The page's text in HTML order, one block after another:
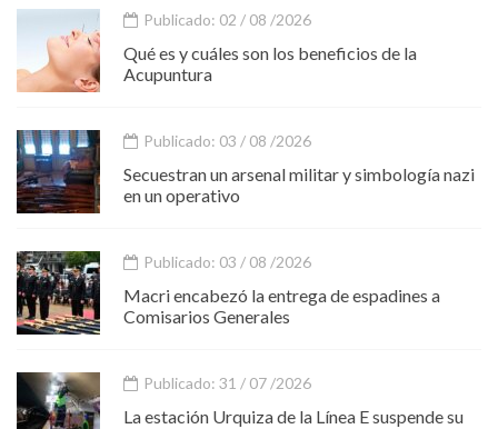
Publicado: 02 / 08 /2026
Qué es y cuáles son los beneficios de la
Acupuntura
Publicado: 03 / 08 /2026
Secuestran un arsenal militar y simbología nazi
en un operativo
Publicado: 03 / 08 /2026
Macri encabezó la entrega de espadines a
Comisarios Generales
Publicado: 31 / 07 /2026
La estación Urquiza de la Línea E suspende su